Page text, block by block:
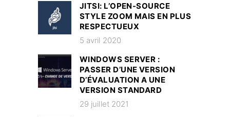
JITSI: L’OPEN-SOURCE
STYLE ZOOM MAIS EN PLUS
RESPECTUEUX
5 avril 2020
WINDOWS SERVER :
PASSER D’UNE VERSION
D’ÉVALUATION A UNE
VERSION STANDARD
29 juillet 2021